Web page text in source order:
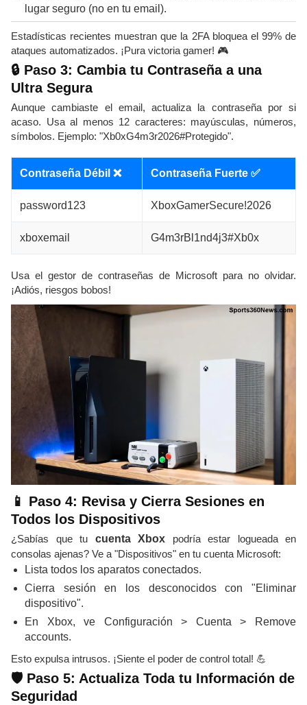
lugar seguro (no en tu email).
Estadísticas recientes muestran que la 2FA bloquea el 99% de
ataques automatizados. ¡Pura victoria gamer! 🎮
🔒 Paso 3: Cambia tu Contraseña a una
Ultra Segura
Aunque cambiaste el email, actualiza la contraseña por si
acaso. Usa al menos 12 caracteres: mayúsculas, números,
símbolos. Ejemplo: "Xb0xG4m3r2026#Protegido".
Contraseña Débil ❌ Contraseña Fuerte ✅
password123 XboxGamerSecure!2026
xboxemail G4m3rBl1nd4j3#Xb0x
Usa el gestor de contraseñas de Microsoft para no olvidar.
¡Adiós, riesgos bobos!
📱 Paso 4: Revisa y Cierra Sesiones en
Todos los Dispositivos
¿Sabías que tu cuenta Xbox podría estar logueada en
consolas ajenas? Ve a "Dispositivos" en tu cuenta Microsoft:
Lista todos los aparatos conectados.
Cierra sesión en los desconocidos con "Eliminar
dispositivo".
En Xbox, ve Configuración > Cuenta > Remove
accounts.
Esto expulsa intrusos. ¡Siente el poder de control total! 💪
🛡️ Paso 5: Actualiza Toda tu Información de
Seguridad